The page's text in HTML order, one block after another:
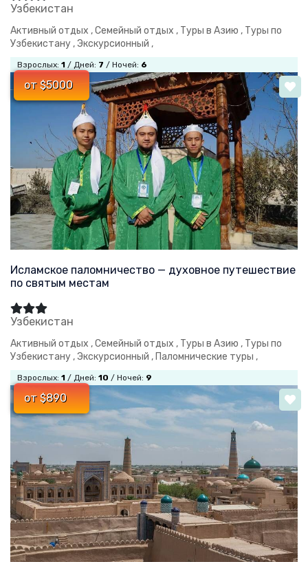
Узбекистан
Активный отдых ,Семейный отдых , Туры в Азию , Туры по
Узбекистану ,Экскурсионный ,
Взрослых: 1 / Дней: 7 / Ночей: 6
от $5000
Исламское паломничество — духовное путешествие
по святым местам
Узбекистан
Активный отдых ,Семейный отдых , Туры в Азию , Туры по
Узбекистану ,Экскурсионный , Паломнические туры ,
Взрослых: 1 / Дней: 10 / Ночей: 9
от $890